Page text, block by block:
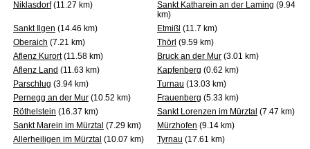
Niklasdorf(11.27 km) Sankt Katharein an der Laming (9.94
km)
Sankt Ilgen (14.46 km) Etmißl (11.7 km)
Oberaich (7.21 km) Thörl (9.59 km)
Aflenz Kurort(11.58 km) Bruck an der Mur (3.01 km)
Aflenz Land (11.63 km) Kapfenberg (0.62 km)
Parschlug (3.94 km) Turnau (13.03 km)
Pernegg an der Mur (10.52 km) Frauenberg (5.33 km)
Röthelstein (16.37 km) Sankt Lorenzen im Mürztal (7.47 km)
Sankt Marein im Mürztal (7.29 km) Mürzhofen (9.14 km)
Allerheiligen im Mürztal (10.07 km) Tyrnau (17.61 km)